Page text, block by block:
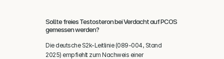
Sollte freies Testosteron bei Verdacht auf PCOS
gemessen werden?
Die deutsche S2k-Leitlinie (089-004, Stand
2025) empfiehlt zum Nachweis einer